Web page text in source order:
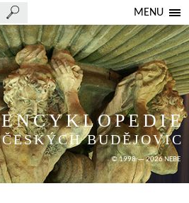
MENU
ENCYKLOPEDIE
ČESKÝCH BUDĚJOVIC
© 1998 — 2026 NEBE